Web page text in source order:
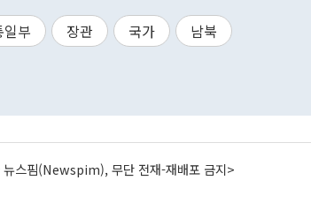
일부 장관 국가
남북
뉴스핌(Newspim), 무단 전재-재배포 금지>